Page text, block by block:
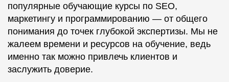
популярные обучающие курсы по SEO,
маркетингу и программированию — от общего
понимания до точек глубокой экспертизы. Мы не
жалеем времени и ресурсов на обучение, ведь
именно так можно привлечь клиентов и
заслужить доверие.